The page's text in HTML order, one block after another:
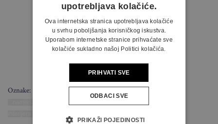
Oznake:
upotrebljava kolačiće.
Ova internetska stranica upotrebljava kolačiće
u svrhu poboljšanja korisničkog iskustva.
Uporabom internetske stranice prihvaćate sve
kolačiće sukladno našoj Politici kolačića.
PRIHVATI SVE
ODBACI SVE
PRIKAŽI POJEDINOSTI